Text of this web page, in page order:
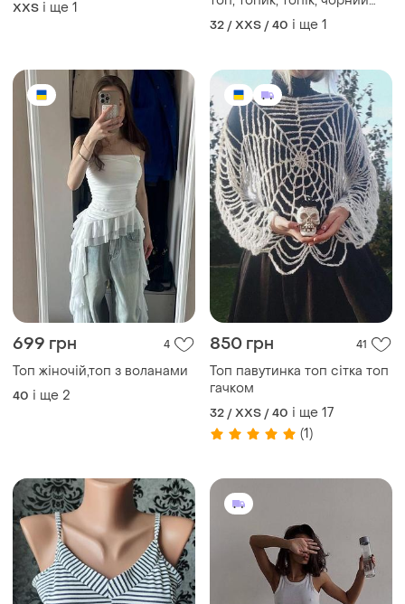
699 грн
Топ жіночій,топ з воланами
і ще
850 грн 41
Топ павутинка топ сітка топ
гачком
32 / XXS / 40
(1)